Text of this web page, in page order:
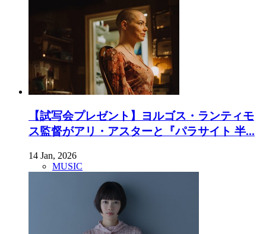
【試写会プレゼント】ヨルゴス・ランティモ
ス監督がアリ・アスターと『パラサイト 半...
14 Jan, 2026
MUSIC